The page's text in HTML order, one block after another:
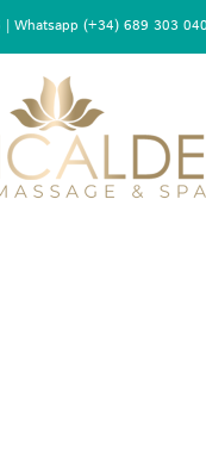
Whatsapp (+34) 689 303 040